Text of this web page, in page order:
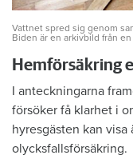
Vattnet spred sig genom
Biden är en arkivbild från
Hemförsäkring
I anteckningarna
försöker få klarhet i
hyresgästen kan
olycksfallsförsäkring.